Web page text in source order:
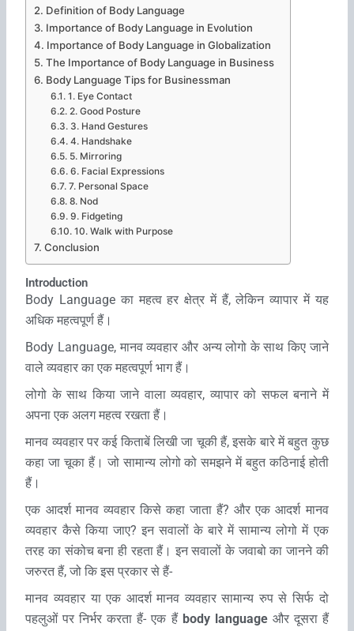
Definition of Body Language
Importance of Body Language in Evolution
Importance of Body Language in Globalization
The Importance of Body Language in Business
Body Language Tips for Businessman
1. Eye Contact
2. Good Posture
3. Hand Gestures
4. Handshake
5. Mirroring
6. Facial Expressions
7. Personal Space
8. Nod
9. Fidgeting
10. Walk with Purpose
Conclusion
Introduction
Body Language का महत्‍व हर क्षेत्र में हैं, लेकिन व्‍यापार में यह
अधिक महत्‍वपूर्ण हैं।
Body Language, मानव व्‍यवहार और अन्‍य लोगो के साथ किए जाने
वाले व्‍यवहार का एक महत्‍वपूर्ण भाग हैं।
लोगो के साथ किया जाने वाला व्‍यवहार, व्‍यापार को सफल बनाने में
अपना एक अलग महत्‍व रखता हैं।
मानव व्‍यवहार पर कई किताबें लिखी जा चूकी हैं, इसके बारे में बहुत कुछ
कहा जा चूका हैं। जो सामान्‍य लोगो को समझने में बहुत कठिनाई होती
हैं।
एक आदर्श मानव व्‍यवहार किसे कहा जाता हैं? और एक आदर्श मानव
व्‍यवहार कैसे किया जाए? इन सवालों के बारे में सामान्‍य लोगो में एक
तरह का संकोच बना ही रहता हैं। इन सवालों के जवाबो का जानने की
जरुरत हैं, जो कि इस प्रकार से हैं-
मानव व्‍यवहार या एक आदर्श मानव व्‍यवहार सामान्‍य रुप से सिर्फ दो
पहलुओं पर निर्भर करता हैं- एक हैं body languageऔर दूसरा हैं